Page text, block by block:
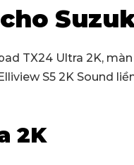
TX24 Ultra 2K,
S5 2K Sound
2K